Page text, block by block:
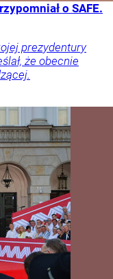
o SAFE.
prezydentury
że obecnie